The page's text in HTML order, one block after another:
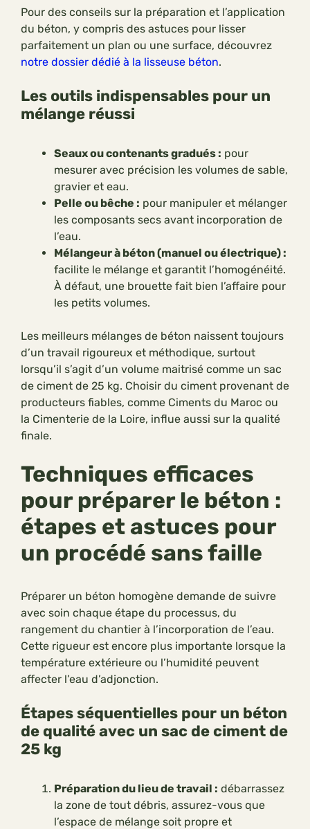
Pour des conseils sur la préparation et l’application
du béton, y compris des astuces pour lisser
parfaitement un plan ou une surface, découvrez
notre dossier dédié à la lisseuse béton.
Les outils indispensables pour un
mélange réussi
Seaux ou contenants gradués : pour
mesurer avec précision les volumes de sable,
gravier et eau.
Pelle ou bêche : pour manipuler et mélanger
les composants secs avant incorporation de
l’eau.
Mélangeur à béton (manuel ou électrique) :
facilite le mélange et garantit l’homogénéité.
À défaut, une brouette fait bien l’affaire pour
les petits volumes.
Les meilleurs mélanges de béton naissent toujours
d’un travail rigoureux et méthodique, surtout
lorsqu’il s’agit d’un volume maitrisé comme un sac
de ciment de 25 kg. Choisir du ciment provenant de
producteurs fiables, comme Ciments du Maroc ou
la Cimenterie de la Loire, influe aussi sur la qualité
finale.
Techniques efficaces
pour préparer le béton :
étapes et astuces pour
un procédé sans faille
Préparer un béton homogène demande de suivre
avec soin chaque étape du processus, du
rangement du chantier à l’incorporation de l’eau.
Cette rigueur est encore plus importante lorsque la
température extérieure ou l’humidité peuvent
affecter l’eau d’adjonction.
Étapes séquentielles pour un béton
de qualité avec un sac de ciment de
25 kg
Préparation du lieu de travail : débarrassez
la zone de tout débris, assurez-vous que
l’espace de mélange soit propre et